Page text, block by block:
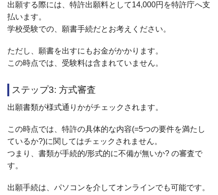
出願する際には、特許出願料として14,000円を特許庁へ支
払います。
学校受験での、願書手続だとお考えください。
ただし、願書を出すにもお金がかかります。
この時点では、受験料は含まれていません。
ステップ3: 方式審査
出願書類が様式通りかがチェックされます。
この時点では、特許の具体的な内容(=5つの要件を満たし
ているか?)に関してはチェックされません。
つまり、書類が手続的/形式的に不備が無いか? の審査で
す。
出願手続は、パソコンを介してオンラインでも可能です。